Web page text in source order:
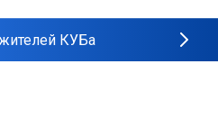
КУБа